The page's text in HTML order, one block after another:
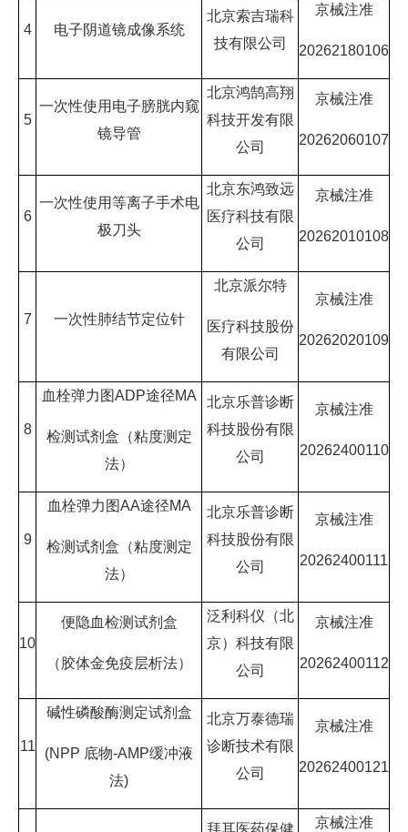
4 电子阴道镜成像系统
北京索吉瑞科
技有限公司
京械注准
20262180106
5
一次性使用电子膀胱内窥
镜导管
北京鸿鹄高翔
科技开发有限
公司
京械注准
20262060107
6
一次性使用等离子手术电
极刀头
北京东鸿致远
医疗科技有限
公司
京械注准
20262010108
7 一次性肺结节定位针
北京派尔特
医疗科技股份
有限公司
京械注准
20262020109
8
血栓弹力图ADP途径MA
检测试剂盒（粘度测定
法）
北京乐普诊断
科技股份有限
公司
京械注准
20262400110
9
血栓弹力图AA途径MA
检测试剂盒（粘度测定
法）
北京乐普诊断
科技股份有限
公司
京械注准
20262400111
10
便隐血检测试剂盒
（胶体金免疫层析法）
泛利科仪（北
京）科技有限
公司
京械注准
20262400112
11
碱性磷酸酶测定试剂盒
(NPP 底物-AMP缓冲液
法)
北京万泰德瑞
诊断技术有限
公司
京械注准
20262400121
拜耳医药保健 京械注准